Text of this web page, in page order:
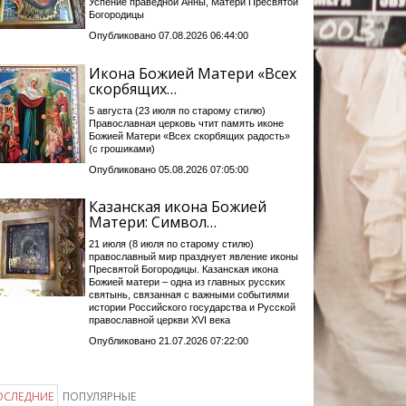
Богородицы
Опубликовано 07.08.2026 06:44:00
Икона Божией Матери «Всех
скорбящих…
5 августа (23 июля по старому стилю)
Православная церковь чтит память иконе
Божией Матери «Всех скорбящих радость»
(с грошиками)
Опубликовано 05.08.2026 07:05:00
Казанская икона Божией
Матери: Символ…
21 июля (8 июля по старому стилю)
православный мир празднует явление иконы
Пресвятой Богородицы. Казанская икона
Божией матери – одна из главных русских
святынь, связанная с важными событиями
истории Российского государства и Русской
православной церкви XVI века
Опубликовано 21.07.2026 07:22:00
ПОПУЛЯРНЫЕ